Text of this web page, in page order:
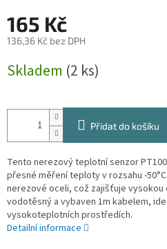
165 Kč
136,36 Kč bez DPH
cena:
Skladem (2 ks)
Přidat do košíku
Tento nerezový teplotní senzor
přesné měření teploty v rozsahu -
nerezové oceli, což zajišťuje
vodotěsný a vybaven 1m kabelem,
vysokoteplotních prostředích.
Detailní informace